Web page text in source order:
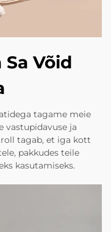
Võid
tagame meie
vastupidavuse ja
tagab, et iga kott
pakkudes teile
kasutamiseks.